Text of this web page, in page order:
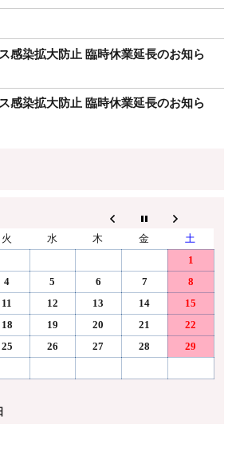
感染拡大防止 臨時休業延長のお知ら
感染拡大防止 臨時休業延長のお知ら
火 水 木 金
土
1
4 5 6 7
8
11 12 13 14
15
18 19 20 21
22
25 26 27 28
29